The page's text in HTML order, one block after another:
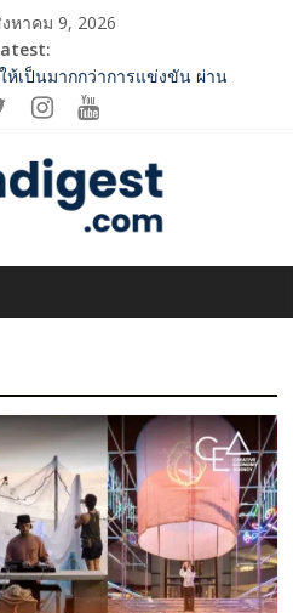
หาคม 9, 2026
Traveloka ยกระดับการเชื่อมโยง
ปลายทางคุณภาพ เชื่อม Asean
Destination
หกรรมสารสกัดไทย ชูงานวิจัย –
จใหม่ ขานรับตลาดโภชนาการ
ชันระดับมาสเตอร์พีซคอลเลกชันแรก
นศิลปะสะสมสุดลิมิเต็ด ถ่ายทอด
บสากล
นคู่องค์ความรู้” ติดปีก SME อาหาร